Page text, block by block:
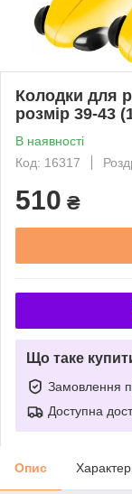
Колодки для
розмір 39-43
В наявності
Код: 16317
510 ₴
Що таке
Замовлення
Доступна
Опис